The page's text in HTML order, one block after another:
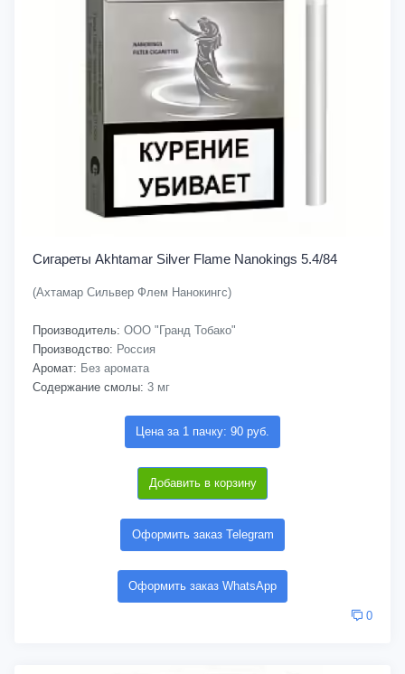
Сигареты Akhtamar Silver Flame Nanokings 5.4/84
(Ахтамар Сильвер Флем Нанокингс)
Производитель: ООО "Гранд Тобако"
Производство: Россия
Аромат: Без аромата
Содержание смолы: 3 мг
Цена за 1 пачку: 90 руб.
Добавить в корзину
Оформить заказ Telegram
Оформить заказ WhatsApp
0